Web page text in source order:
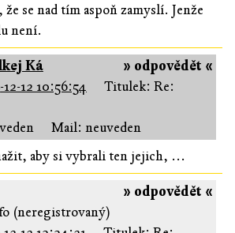
se nad tím aspoň zamyslí. Jenže
není.
» odpovědět «
Ká
12-12 10:56:54
Titulek: Re:
Mail: neuveden
aby si vybrali ten jejich, ...
» odpovědět «
(neregistrovaný)